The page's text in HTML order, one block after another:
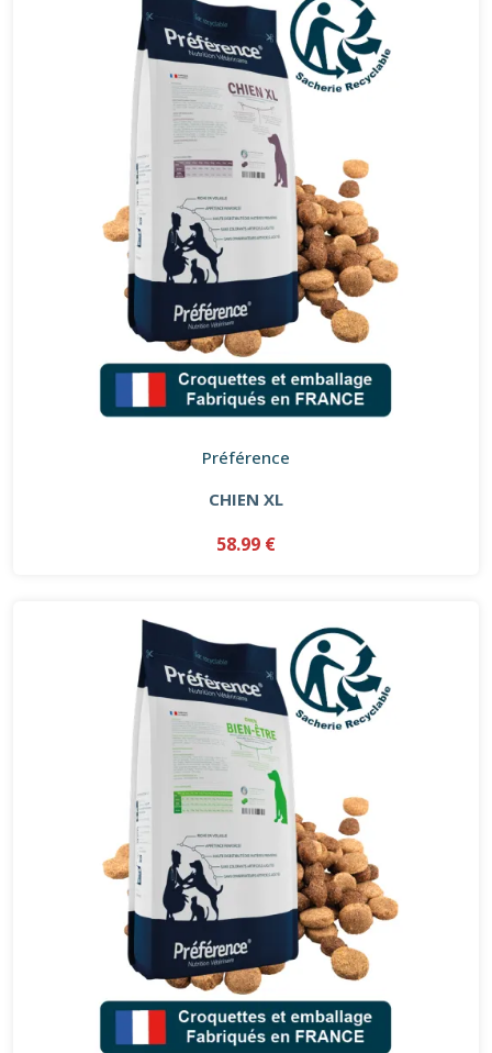
Préférence
CHIEN XL
58.99 €